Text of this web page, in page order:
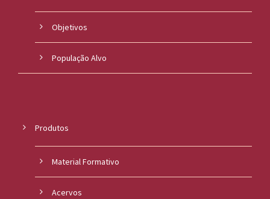
Objetivos
População Alvo
Produtos
Material Formativo
Acervos